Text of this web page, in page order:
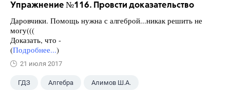
Упражнение №116. Провсти доказательство
Даровчики. Помощь нужна с алгеброй...никак решить не
могу(((
Доказать, что -
(Подробнее...)
21 июля 2017
ГДЗ Алгебра Алимов Ш.А.